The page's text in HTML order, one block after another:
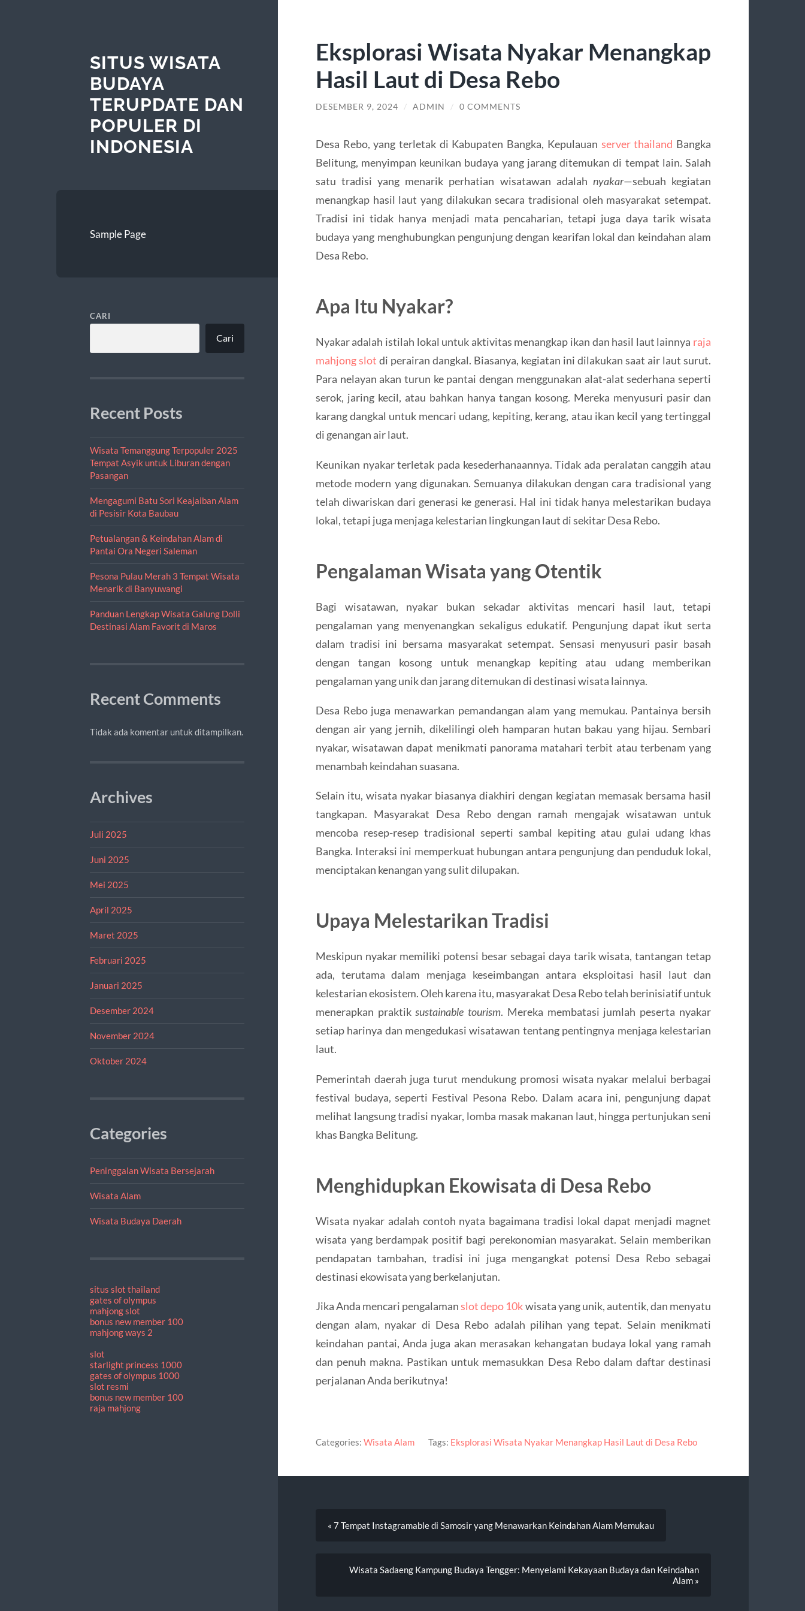
SITUS WISATA
BUDAYA
TERUPDATE DAN
POPULER DI
INDONESIA
Sample Page
CARI
Cari
Recent Posts
Wisata Temanggung Terpopuler 2025
Tempat Asyik untuk Liburan dengan
Pasangan
Mengagumi Batu Sori Keajaiban Alam
di Pesisir Kota Baubau
Petualangan & Keindahan Alam di
Pantai Ora Negeri Saleman
Pesona Pulau Merah 3 Tempat Wisata
Menarik di Banyuwangi
Panduan Lengkap Wisata Galung Dolli
Destinasi Alam Favorit di Maros
Recent Comments
Tidak ada komentar untuk ditampilkan.
Archives
Juli 2025
Juni 2025
Mei 2025
April 2025
Maret 2025
Februari 2025
Januari 2025
Desember 2024
November 2024
Oktober 2024
Categories
Peninggalan Wisata Bersejarah
Wisata Alam
Wisata Budaya Daerah
situs slot thailand
gates of olympus
mahjong slot
bonus new member 100
mahjong ways 2
slot
starlight princess 1000
gates of olympus 1000
slot resmi
bonus new member 100
raja mahjong
Eksplorasi Wisata Nyakar Menangkap
Hasil Laut di Desa Rebo
DESEMBER 9, 2024 / ADMIN / 0 COMMENTS
Desa Rebo, yang terletak di Kabupaten Bangka, Kepulauan server thailand Bangka
Belitung, menyimpan keunikan budaya yang jarang ditemukan di tempat lain. Salah
satu tradisi yang menarik perhatian wisatawan adalah nyakar—sebuah kegiatan
menangkap hasil laut yang dilakukan secara tradisional oleh masyarakat setempat.
Tradisi ini tidak hanya menjadi mata pencaharian, tetapi juga daya tarik wisata
budaya yang menghubungkan pengunjung dengan kearifan lokal dan keindahan alam
Desa Rebo.
Apa Itu Nyakar?
Nyakar adalah istilah lokal untuk aktivitas menangkap ikan dan hasil laut lainnya raja
mahjong slot di perairan dangkal. Biasanya, kegiatan ini dilakukan saat air laut surut.
Para nelayan akan turun ke pantai dengan menggunakan alat-alat sederhana seperti
serok, jaring kecil, atau bahkan hanya tangan kosong. Mereka menyusuri pasir dan
karang dangkal untuk mencari udang, kepiting, kerang, atau ikan kecil yang tertinggal
di genangan air laut.
Keunikan nyakar terletak pada kesederhanaannya. Tidak ada peralatan canggih atau
metode modern yang digunakan. Semuanya dilakukan dengan cara tradisional yang
telah diwariskan dari generasi ke generasi. Hal ini tidak hanya melestarikan budaya
lokal, tetapi juga menjaga kelestarian lingkungan laut di sekitar Desa Rebo.
Pengalaman Wisata yang Otentik
Bagi wisatawan, nyakar bukan sekadar aktivitas mencari hasil laut, tetapi
pengalaman yang menyenangkan sekaligus edukatif. Pengunjung dapat ikut serta
dalam tradisi ini bersama masyarakat setempat. Sensasi menyusuri pasir basah
dengan tangan kosong untuk menangkap kepiting atau udang memberikan
pengalaman yang unik dan jarang ditemukan di destinasi wisata lainnya.
Desa Rebo juga menawarkan pemandangan alam yang memukau. Pantainya bersih
dengan air yang jernih, dikelilingi oleh hamparan hutan bakau yang hijau. Sembari
nyakar, wisatawan dapat menikmati panorama matahari terbit atau terbenam yang
menambah keindahan suasana.
Selain itu, wisata nyakar biasanya diakhiri dengan kegiatan memasak bersama hasil
tangkapan. Masyarakat Desa Rebo dengan ramah mengajak wisatawan untuk
mencoba resep-resep tradisional seperti sambal kepiting atau gulai udang khas
Bangka. Interaksi ini memperkuat hubungan antara pengunjung dan penduduk lokal,
menciptakan kenangan yang sulit dilupakan.
Upaya Melestarikan Tradisi
Meskipun nyakar memiliki potensi besar sebagai daya tarik wisata, tantangan tetap
ada, terutama dalam menjaga keseimbangan antara eksploitasi hasil laut dan
kelestarian ekosistem. Oleh karena itu, masyarakat Desa Rebo telah berinisiatif untuk
menerapkan praktiksustainable tourism. Mereka membatasi jumlah peserta nyakar
setiap harinya dan mengedukasi wisatawan tentang pentingnya menjaga kelestarian
laut.
Pemerintah daerah juga turut mendukung promosi wisata nyakar melalui berbagai
festival budaya, seperti Festival Pesona Rebo. Dalam acara ini, pengunjung dapat
melihat langsung tradisi nyakar, lomba masak makanan laut, hingga pertunjukan seni
khas Bangka Belitung.
Menghidupkan Ekowisata di Desa Rebo
Wisata nyakar adalah contoh nyata bagaimana tradisi lokal dapat menjadi magnet
wisata yang berdampak positif bagi perekonomian masyarakat. Selain memberikan
pendapatan tambahan, tradisi ini juga mengangkat potensi Desa Rebo sebagai
destinasi ekowisata yang berkelanjutan.
Jika Anda mencari pengalamanslot depo 10kwisata yang unik, autentik, dan menyatu
dengan alam, nyakar di Desa Rebo adalah pilihan yang tepat. Selain menikmati
keindahan pantai, Anda juga akan merasakan kehangatan budaya lokal yang ramah
dan penuh makna. Pastikan untuk memasukkan Desa Rebo dalam daftar destinasi
perjalanan Anda berikutnya!
Categories: Wisata Alam Tags: Eksplorasi Wisata Nyakar Menangkap Hasil Laut di Desa Rebo
« 7 Tempat Instagramable di Samosir yang Menawarkan Keindahan Alam Memukau
Wisata Sadaeng Kampung Budaya Tengger: Menyelami Kekayaan Budaya dan Keindahan
Alam »